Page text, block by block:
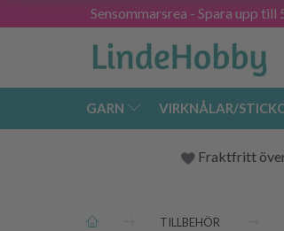
Sensommarsrea - Spara upp till
GARN VIRKNÅLAR/
Fraktfritt
TILLBEHÖR